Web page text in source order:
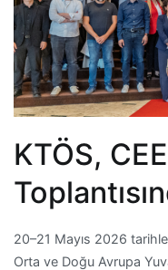
KTÖS,
20–21 Mayıs 2026
Orta ve Doğu Avrupa